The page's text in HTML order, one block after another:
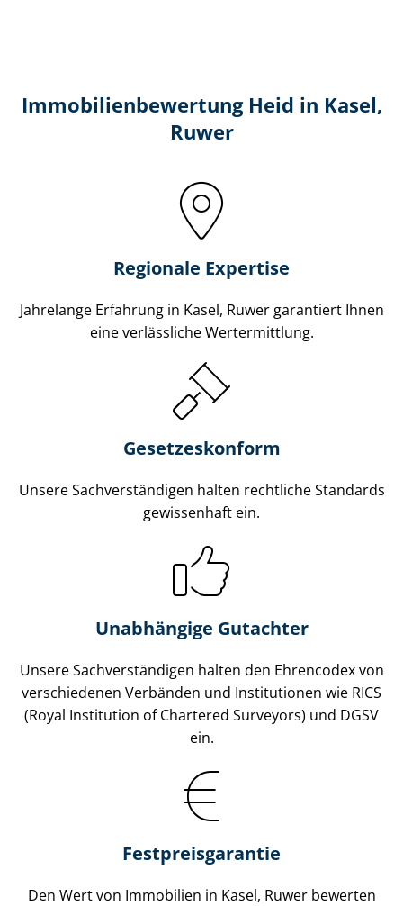
Immobilien­bewertung Heid in Kasel,
Ruwer
Regionale Expertise
Jahrelange Erfahrung in Kasel, Ruwer garantiert Ihnen
eine verlässliche Wertermittlung.
Gesetzes­konform
Unsere Sach­ver­stän­di­gen halten rechtliche Standards
gewissenhaft ein.
Unabhängige Gutachter
Unsere Sach­ver­stän­di­gen halten den Ehrencodex von
verschiedenen Verbänden und Institutionen wie RICS
(Royal Institution of Chartered Surveyors) und DGSV
ein.
Festpreis​garantie
Den Wert von Immobilien in Kasel, Ruwer bewerten